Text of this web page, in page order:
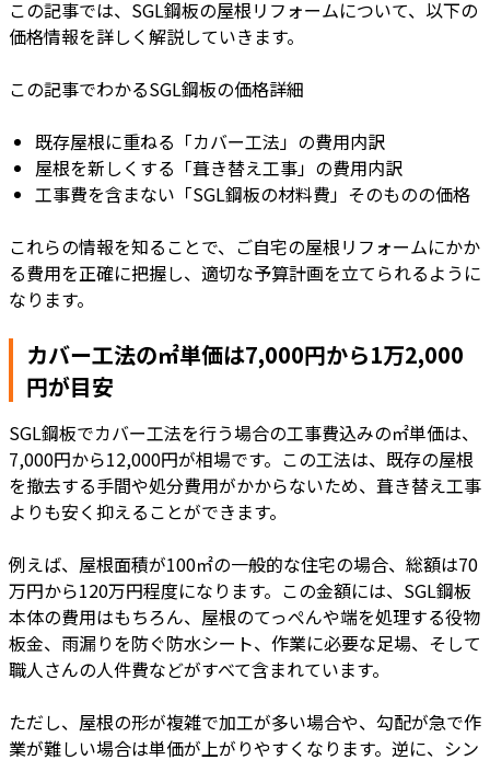
この記事では、SGL鋼板の屋根リフォームについて、以下の
価格情報を詳しく解説していきます。
この記事でわかるSGL鋼板の価格詳細
既存屋根に重ねる「カバー工法」の費用内訳
屋根を新しくする「葺き替え工事」の費用内訳
工事費を含まない「SGL鋼板の材料費」そのものの価格
これらの情報を知ることで、ご自宅の屋根リフォームにかか
る費用を正確に把握し、適切な予算計画を立てられるように
なります。
カバー工法の㎡単価は7,000円から1万2,000
円が目安
SGL鋼板でカバー工法を行う場合の工事費込みの㎡単価は、
7,000円から12,000円が相場です。この工法は、既存の屋根
を撤去する手間や処分費用がかからないため、葺き替え工事
よりも安く抑えることができます。
例えば、屋根面積が100㎡の一般的な住宅の場合、総額は70
万円から120万円程度になります。この金額には、SGL鋼板
本体の費用はもちろん、屋根のてっぺんや端を処理する役物
板金、雨漏りを防ぐ防水シート、作業に必要な足場、そして
職人さんの人件費などがすべて含まれています。
ただし、屋根の形が複雑で加工が多い場合や、勾配が急で作
業が難しい場合は単価が上がりやすくなります。逆に、シン